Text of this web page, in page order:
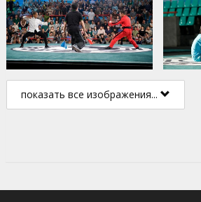
показать все изображения...